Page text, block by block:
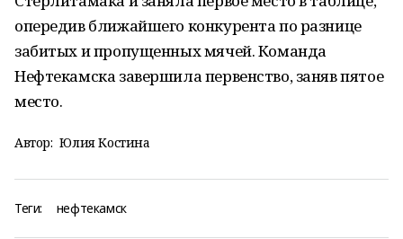
опередив ближайшего конкурента по разнице
забитых и пропущенных мячей. Команда
Нефтекамска завершила первенство, заняв пятое
место.
Автор: Юлия Костина
Теги: нефтекамск